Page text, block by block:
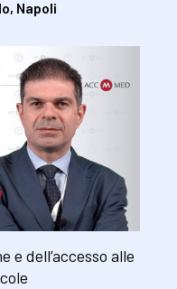
Napoli
e dell’accesso alle